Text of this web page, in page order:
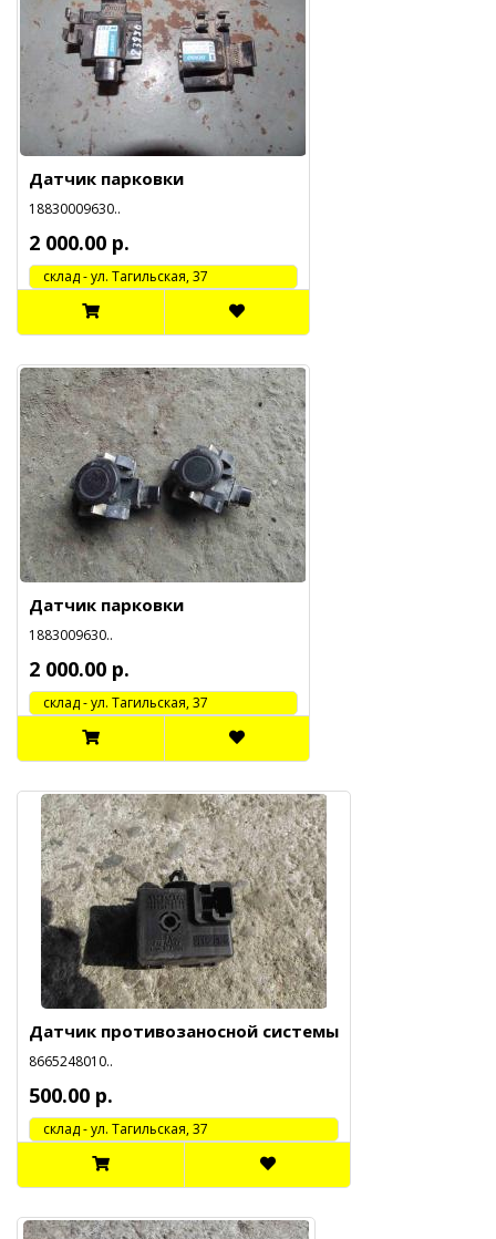
Датчик парковки
18830009630..
2 000.00 р.
cклад - ул. Тагильская, 37
Датчик парковки
1883009630..
2 000.00 р.
cклад - ул. Тагильская, 37
Датчик противозаносной системы
8665248010..
500.00 р.
cклад - ул. Тагильская, 37